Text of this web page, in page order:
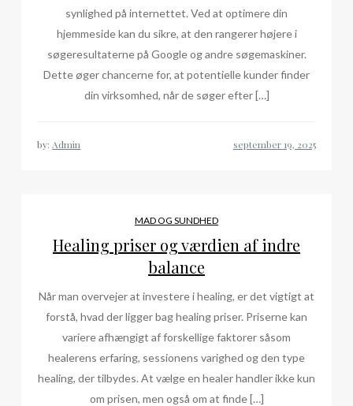
synlighed på internettet. Ved at optimere din
hjemmeside kan du sikre, at den rangerer højere i
søgeresultaterne på Google og andre søgemaskiner.
Dette øger chancerne for, at potentielle kunder finder
din virksomhed, når de søger efter […]
by: Admin
MAD OG SUNDHED
Healing priser og værdien af indre
balance
Når man overvejer at investere i healing, er det vigtigt at
forstå, hvad der ligger bag healing priser. Priserne kan
variere afhængigt af forskellige faktorer såsom
healerens erfaring, sessionens varighed og den type
healing, der tilbydes. At vælge en healer handler ikke kun
om prisen, men også om at finde […]